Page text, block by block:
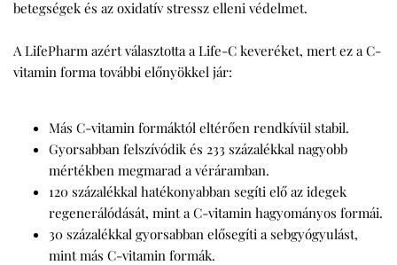
betegségek és az oxidatív stressz elleni védelmet.
A LifePharm azért választotta a Life-C keveréket, mert ez a C-
vitamin forma további előnyökkel jár:
Más C-vitamin formáktól eltérően rendkívül stabil.
Gyorsabban felszívódik és 233 százalékkal nagyobb
mértékben megmarad a véráramban.
120 százalékkal hatékonyabban segíti elő az idegek
regenerálódását, mint a C-vitamin hagyományos formái.
30 százalékkal gyorsabban elősegíti a sebgyógyulást,
mint más C-vitamin formák.